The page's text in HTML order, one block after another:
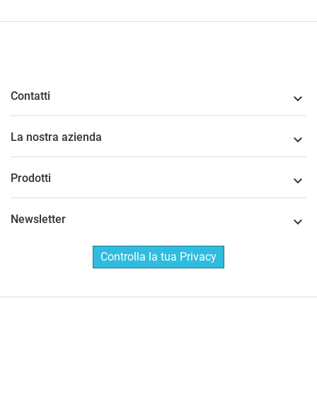
Contatti 
La nostra azienda 
Prodotti 
Newsletter 
Controlla la tua Privacy